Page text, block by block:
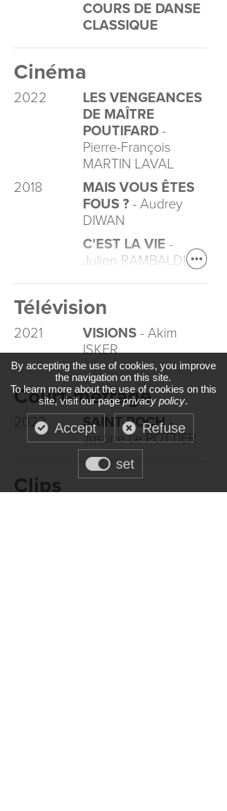
COURS DE DANSE
CLASSIQUE
Cinéma
2022
LES VENGEANCES
DE MAÎTRE
POUTIFARD -
Pierre-François
MARTIN LAVAL
2018
MAIS VOUS ÊTES
FOUS ? - Audrey
DIWAN
C'EST LA VIE -
Julien RAMBALDI
Télévision
2021 VISIONS - Akim
ISKER
Court-métrage
2023 SAINT-ROCH -
Justine Le POTTIER
Clips
By accepting the use of cookies, you improve
the navigation on this site.
To learn more about the use of cookies on this
site, visit our pageprivacy policy.
Accept Refuse
set